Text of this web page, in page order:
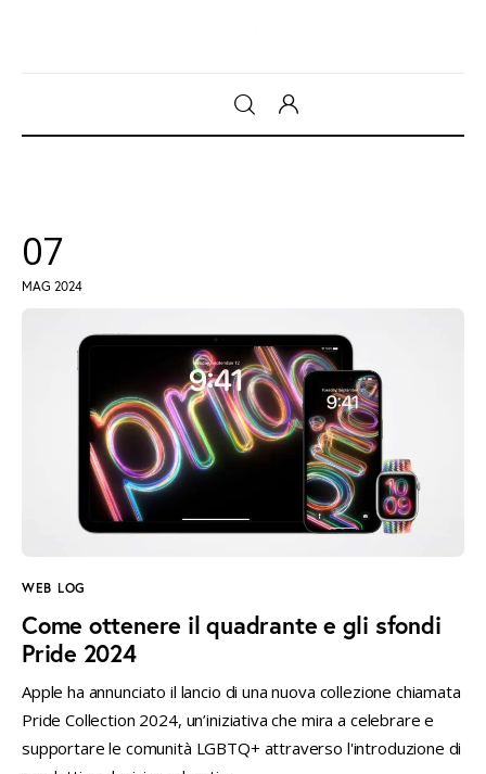
Web Log
instagramm
threadstwitter-rss
07
MAG 2024
WEB LOG
Come ottenere il quadrante e gli sfondi
Pride 2024
Apple ha annunciato il lancio di una nuova collezione chiamata
Pride Collection 2024, un’iniziativa che mira a celebrare e
supportare le comunità LGBTQ+ attraverso l'introduzione di